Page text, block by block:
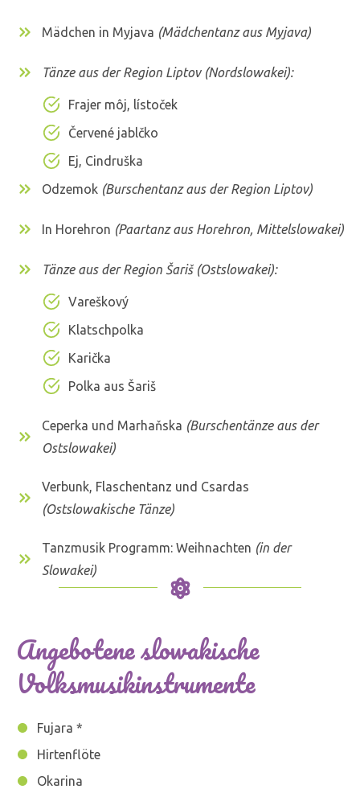
Mädchen in Myjava (Mädchentanz aus Myjava)
Tänze aus der Region Liptov (Nordslowakei):
Frajer môj, lístoček
Červené jablčko
Ej, Cindruška
Odzemok (Burschentanz aus der Region Liptov)
In Horehron (Paartanz aus Horehron, Mittelslowakei)
Tänze aus der Region Šariš (Ostslowakei):
Vareškový
Klatschpolka
Karička
Polka aus Šariš
Ceperka und Marhaňska (Burschentänze aus der
Ostslowakei)
Verbunk, Flaschentanz und Csardas
(Ostslowakische Tänze)
Tanzmusik Programm: Weihnachten (in der
Slowakei)
Angebotene slowakische
Volksmusikinstrumente
Fujara *
Hirtenflöte
Okarina